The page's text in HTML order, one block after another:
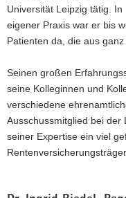
Universität Leipzig tätig. In
eigener Praxis war er bis
Patienten da, die aus
Seinen großen
seine Kolleginnen und
verschiedene
Ausschussmitglied bei
seiner Expertise ein viel